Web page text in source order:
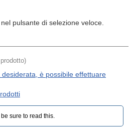
pulsante di selezione veloce.
è possibile effettuare
be sure to read this.‎